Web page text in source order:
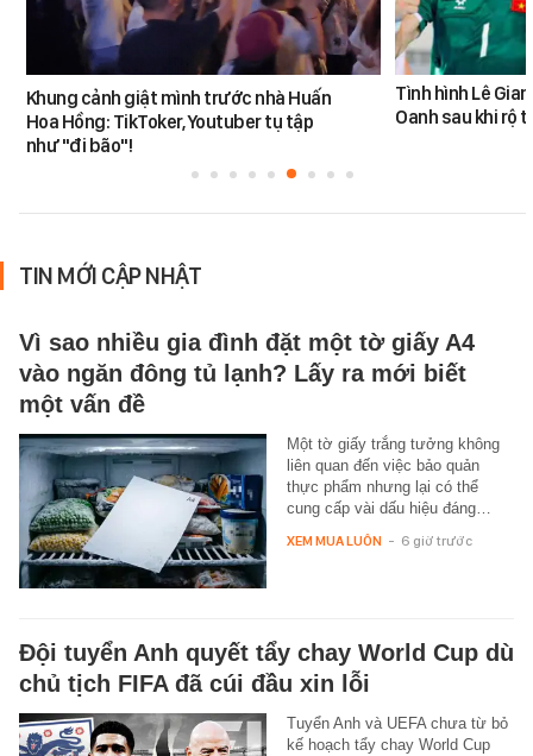
Khung cảnh giật mình trước nhà Huấn
Hoa Hồng: TikToker, Youtuber tụ tập
như "đi bão"!
Tình hình Lê
Oanh sau khi rộ
TIN MỚI CẬP NHẬT
Vì sao nhiều gia đình đặt một tờ giấy A4
vào ngăn đông tủ lạnh? Lấy ra mới biết
một vấn đề
Một tờ giấy trắng tưởng không
liên quan đến việc bảo quản
thực phẩm nhưng lại có thể
cung cấp vài dấu hiệu đáng…
XEM MUA LUÔN - 6 giờ trước
Đội tuyển Anh quyết tẩy chay World Cup dù
chủ tịch FIFA đã cúi đầu xin lỗi
Tuyển Anh và UEFA chưa từ bỏ
kế hoạch tẩy chay World Cup